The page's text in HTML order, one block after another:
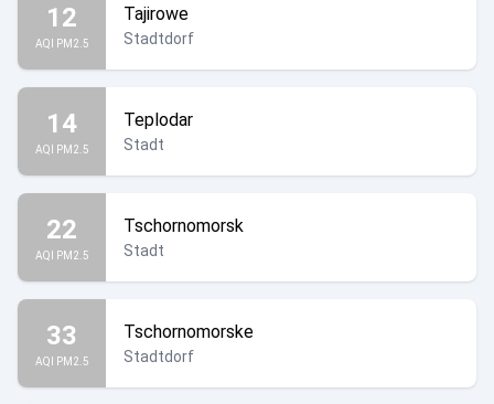
12
AQI PM2.5
Tajirowe
Stadtdorf
14
AQI PM2.5
Teplodar
Stadt
22
AQI PM2.5
Tschornomorsk
Stadt
33
AQI PM2.5
Tschornomorske
Stadtdorf